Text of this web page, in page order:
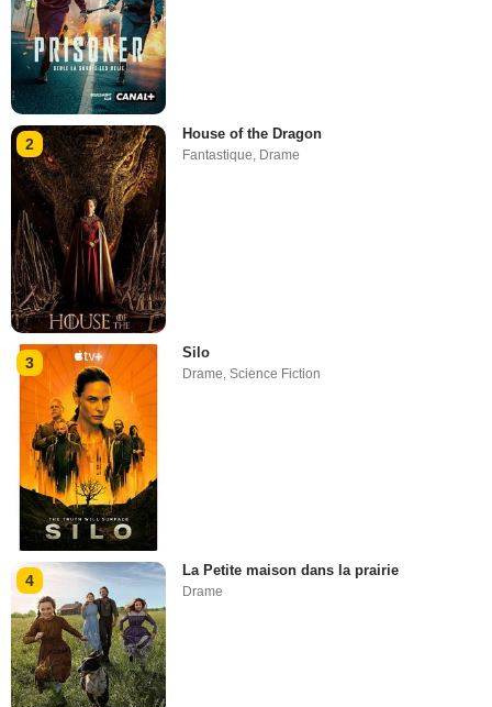
2
House of the Dragon
Fantastique, Drame
3
Silo
Drame ,Science Fiction
4
La Petite maison dans la prairie
Drame